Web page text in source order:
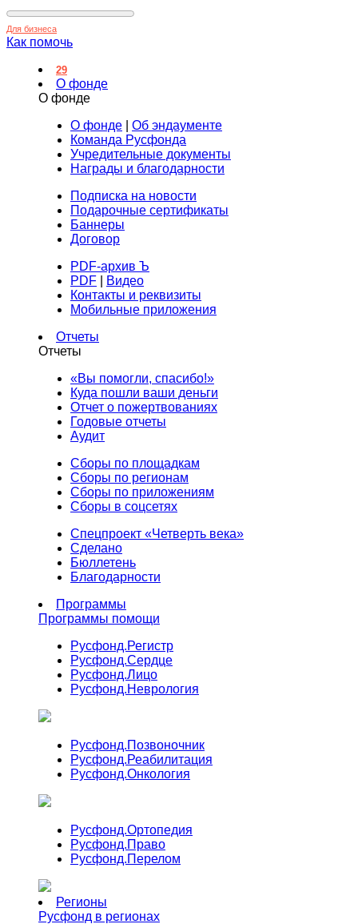
Для бизнеса
Как помочь
29
О фонде
О фонде
О фонде
Об эндаументе
Команда Русфонда
Учредительные документы
Награды и благодарности
Подписка на новости
Подарочные сертификаты
Баннеры
Договор
PDF-архив Ъ
PDF
Видео
Контакты и реквизиты
Мобильные приложения
Отчеты
Отчеты
«Вы помогли, спасибо!»
Куда пошли ваши деньги
Отчет о пожертвованиях
Годовые отчеты
Аудит
Сборы по площадкам
Сборы по регионам
Сборы по приложениям
Сборы в соцсетях
Спецпроект «Четверть века»
Сделано
Бюллетень
Благодарности
Программы
Программы помощи
Русфонд.Регистр
Русфонд.Сердце
Русфонд.Лицо
Русфонд.Неврология
Русфонд.Позвоночник
Русфонд.Реабилитация
Русфонд.Онкология
Русфонд.Ортопедия
Русфонд.Право
Русфонд.Перелом
Регионы
Русфонд в регионах